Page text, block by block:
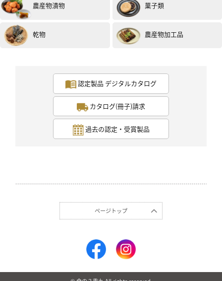
優しい甘さを昆布の旨味でまろやかに仕上げてある、ホ
ッとする味わい。派手さはなくとも、大豆の粒がふっく
らと柔らかく煮込まれていて、粒感を感じつつ、トロッ
としたお出汁がいつまでも口の中に美味しい余韻として
残るのが印象強く残る逸品です。
まずは見た目なのですが、大きな大豆で特別感がたっぷ
りなのです。ですが、大豆の乳白色が煮汁で茶色くなっ
味も濃い目で、お酒の肴にはいいと思いますが、そのま
ま食べるとすると、大豆の味を残したいと思います。大
くて食べやすいです。
農産物漬物 菓子類
乾物 農産物加工品
認定製品 デジタルカタログ
カタログ(冊子)請求
過去の認定・受賞製品
ページトップ